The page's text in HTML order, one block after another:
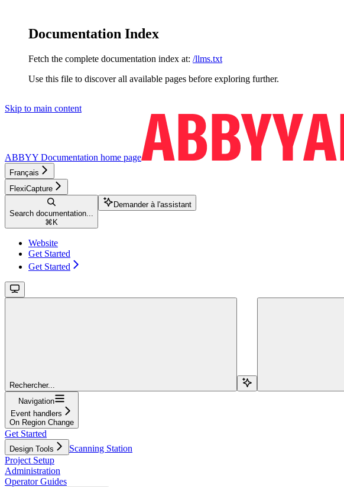
Documentation Index
Fetch the complete documentation index at: /llms.txt
Use this file to discover all available pages before exploring further.
Skip to main content
ABBYY Documentation home page
Français
FlexiCapture
Search documentation...
⌘ K
Demander à l'assistant
Website
Get Started
Get Started
Rechercher...
Navigation
Event handlers
On Region Change
Get Started
Design Tools
Scanning Station
Project Setup
Administration
Operator Guides